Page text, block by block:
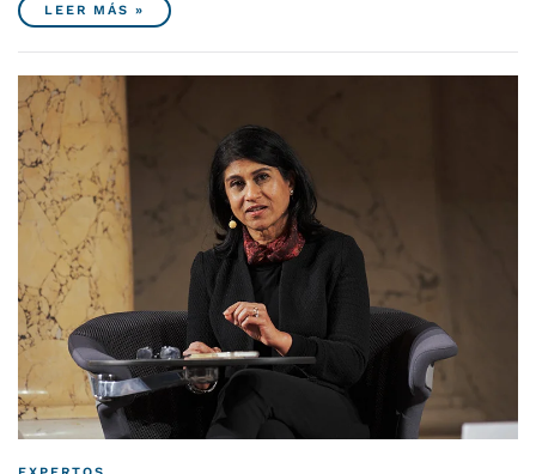
LEER MÁS »